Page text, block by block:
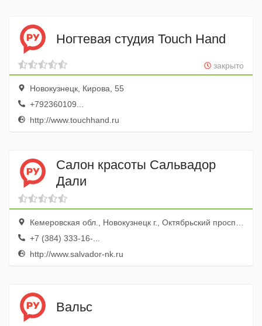
Ногтевая студия Touch Hand
закрыто
Новокузнецк, Кирова, 55
+792360109...
http://www.touchhand.ru
Салон красоты Сальвадор
Дали
Кемеровская обл., Новокузнецк г., Октябрьский просп., 38а, маг. Светлана
+7 (384) 333-16-...
http://www.salvador-nk.ru
Вальс